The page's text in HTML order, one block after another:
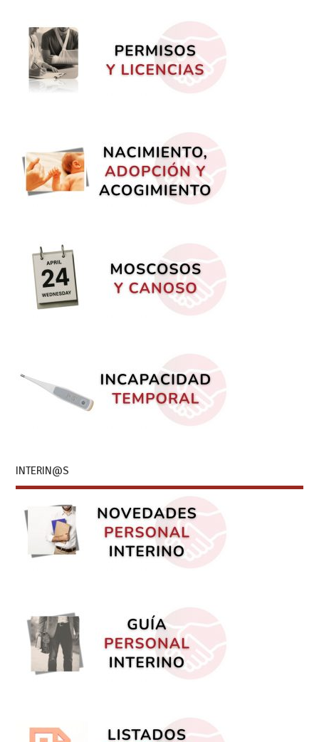
INTERIN@S